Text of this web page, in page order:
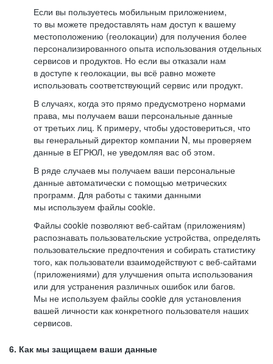
Если вы пользуетесь мобильным приложением,
то вы можете предоставлять нам доступ к вашему
местоположению (геолокации) для получения более
персонализированного опыта использования отдельных
сервисов и продуктов. Но если вы отказали нам
в доступе к геолокации, вы всё равно можете
использовать соответствующий сервис или продукт.
В случаях, когда это прямо предусмотрено нормами
права, мы получаем ваши персональные данные
от третьих лиц. К примеру, чтобы удостовериться, что
вы генеральный директор компании N, мы проверяем
данные в ЕГРЮЛ, не уведомляя вас об этом.
В ряде случаев мы получаем ваши персональные
данные автоматически с помощью метрических
программ. Для работы с такими данными
мы используем файлы cookie.
Файлы cookie позволяют веб-сайтам (приложениям)
распознавать пользовательские устройства, определять
пользовательские предпочтения и собирать статистику
того, как пользователи взаимодействуют с веб-сайтами
(приложениями) для улучшения опыта использования
или для устранения различных ошибок или багов.
Мы не используем файлы cookie для установления
вашей личности как конкретного пользователя наших
сервисов.
6. Как мы защищаем ваши данные